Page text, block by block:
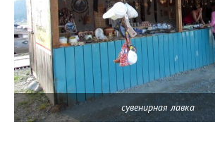
сувенирная лавка